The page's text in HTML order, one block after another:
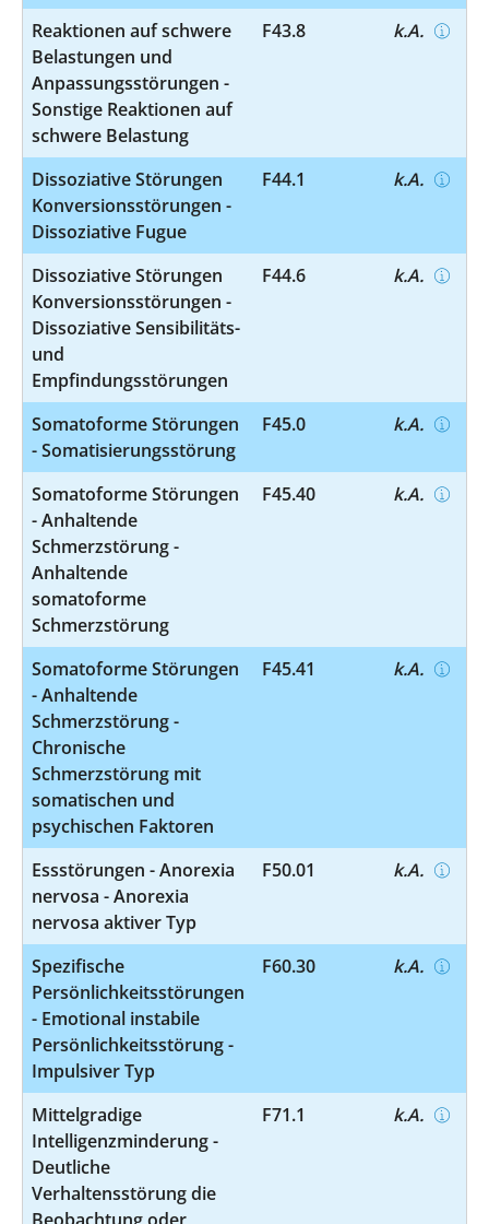
Reaktionen auf schwere
Belastungen und
Anpassungsstörungen -
Sonstige Reaktionen auf
schwere Belastung
F43.8 k.A.
Dissoziative Störungen
Konversionsstörungen -
Dissoziative Fugue
F44.1 k.A.
Dissoziative Störungen
Konversionsstörungen -
Dissoziative Sensibilitäts-
und
Empfindungsstörungen
F44.6 k.A.
Somatoforme Störungen
- Somatisierungsstörung
F45.0 k.A.
Somatoforme Störungen
- Anhaltende
Schmerzstörung -
Anhaltende
somatoforme
Schmerzstörung
F45.40 k.A.
Somatoforme Störungen
- Anhaltende
Schmerzstörung -
Chronische
Schmerzstörung mit
somatischen und
psychischen Faktoren
F45.41 k.A.
Essstörungen - Anorexia
nervosa - Anorexia
nervosa aktiver Typ
F50.01 k.A.
Spezifische
Persönlichkeitsstörungen
- Emotional instabile
Persönlichkeitsstörung -
Impulsiver Typ
F60.30 k.A.
Mittelgradige
Intelligenzminderung -
Deutliche
Verhaltensstörung die
F71.1 k.A.